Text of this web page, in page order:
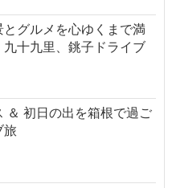
グルメを心ゆくまで満
十九里、銚子ドライブ
＆ 初日の出を箱根で過ご
旅